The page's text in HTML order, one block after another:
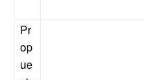
Pr
op
ue